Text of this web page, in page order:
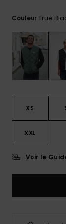
CouleurTrue
XS
XXL
Voir le